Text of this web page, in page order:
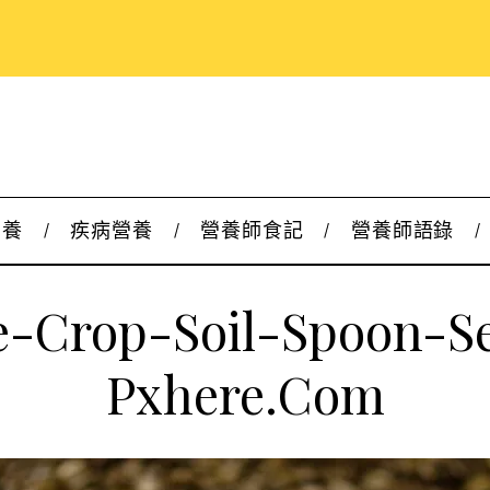
疾病營養 營養師食記 營養師語錄
Crop-Soil-Spoon-
Pxhere.com